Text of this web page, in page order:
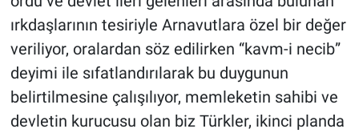
ırkdaşlarının tesiriyle Arnavutlara özel bir değer
veriliyor, oralardan söz edilirken “kavm-i necib”
deyimi ile sıfatlandırılarak bu duygunun
belirtilmesine çalışılıyor, memleketin sahibi ve
devletin kurucusu olan biz Türkler, ikinci planda